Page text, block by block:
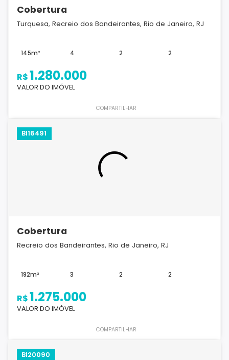
Cobertura
Turquesa, Recreio dos Bandeirantes, Rio de Janeiro, RJ
145m² 4 2 2
R$1.280.000
VALOR DO IMÓVEL
COMPARTILHAR
BI16491
Cobertura
Recreio dos Bandeirantes, Rio de Janeiro, RJ
192m² 3 2 2
R$1.275.000
VALOR DO IMÓVEL
COMPARTILHAR
BI20090